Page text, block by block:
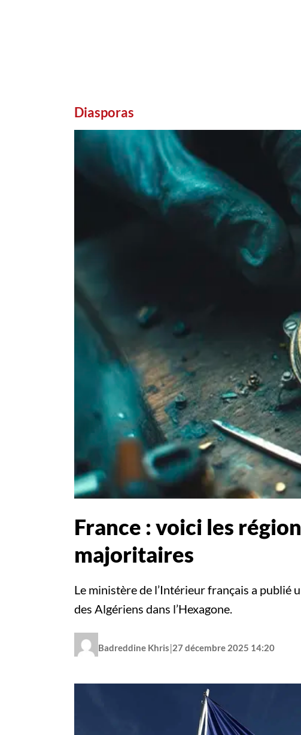
Diasporas
France : voici les
majoritaires
Le ministère de l’Intérieur français a publié
des Algériens dans l’Hexagone.
Badreddine Khris|27 décembre 2025 14:20